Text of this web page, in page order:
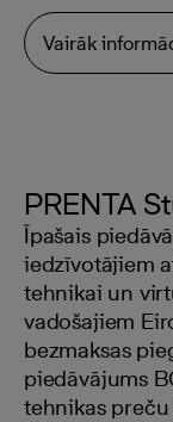
Vairāk
PRENTA
Īpašais
iedzīvotājiem
tehnikai un
vadošajiem
bezmaksas
piedāvājums
tehnikas